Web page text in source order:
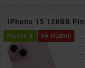
iPhone 15 128GB
PÅ TILBUD!
Klasse B